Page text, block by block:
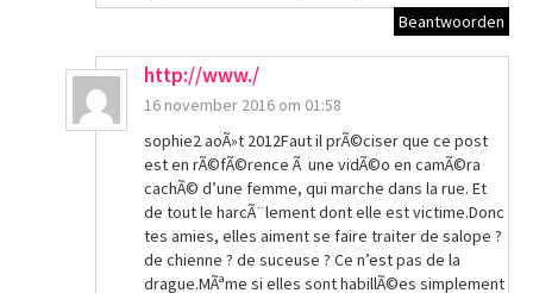
Beantwoorden
http://www./
16 november 2016 om 01:58
sophie2 aoÃ»t 2012Faut il prÃ©ciser que ce post
est en rÃ©fÃ©rence Ã une vidÃ©o en camÃ©ra
cachÃ© d’une femme, qui marche dans la rue. Et
de tout le harcÃ¨lement dont elle est victime.Donc
tes amies, elles aiment se faire traiter de salope ?
de chienne ? de suceuse ? Ce n’est pas de la
drague.MÃªme si elles sont habillÃ©es simplement